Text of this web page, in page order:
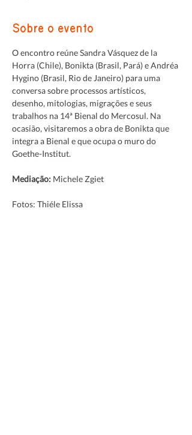
Sobre o evento
O encontro reúne Sandra Vásquez de la
Horra (Chile), Bonikta (Brasil, Pará) e Andréa
Hygino (Brasil, Rio de Janeiro) para uma
conversa sobre processos artísticos,
desenho, mitologias, migrações e seus
trabalhos na 14ª Bienal do Mercosul. Na
ocasião, visitaremos a obra de Bonikta que
integra a Bienal e que ocupa o muro do
Goethe-Institut.
Mediação: Michele Zgiet
Fotos: Thiéle Elissa